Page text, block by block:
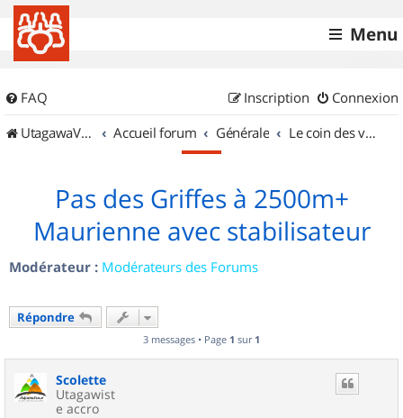
Menu
FAQ Connexion
Inscription
UtagawaVTT (Randos VTT et VTTAE avec traces GPS)
Accueil forum Générale Le coin des vidéastes
Pas des Griffes à 2500m+
Maurienne avec stabilisateur
Modérateur : Modérateurs des Forums
Répondre
3 messages • Page 1 sur 1
Scolette
Utagawist
e accro